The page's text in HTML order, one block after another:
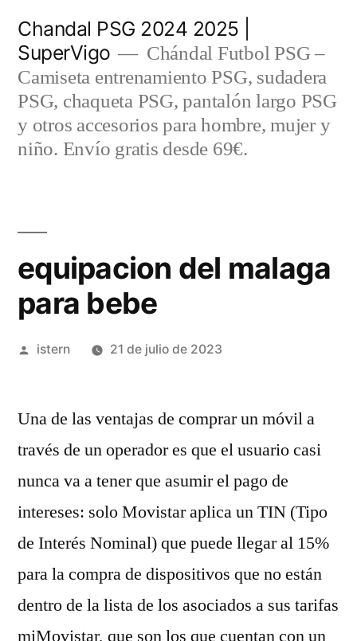
contenido
Chandal PSG 2024 2025 |
SuperVigo
Chándal Futbol PSG –
Camiseta entrenamiento PSG, sudadera
PSG, chaqueta PSG, pantalón largo PSG
y otros accesorios para hombre, mujer y
niño. Envío gratis desde 69€.
equipacion del malaga
para bebe
Publicado
istern 21 de julio de 2023
Una de las ventajas de comprar un móvil a
través de un operador es que el usuario casi
nunca va a tener que asumir el pago de
intereses: solo Movistar aplica un TIN (Tipo
de Interés Nominal) que puede llegar al 15%
para la compra de dispositivos que no están
dentro de la lista de los asociados a sus tarifas
miMovistar, que son los que cuentan con un